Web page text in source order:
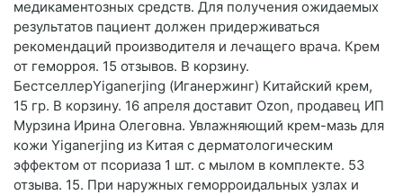
медикаментозных средств. Для получения ожидаемых
результатов пациент должен придерживаться
рекомендаций производителя и лечащего врача. Крем
от геморроя. 15 отзывов. В корзину.
БестселлерYiganerjing (Иганержинг) Китайский крем,
15 гр. В корзину. 16 апреля доставит Ozon, продавец ИП
Мурзина Ирина Олеговна. Увлажняющий крем-мазь для
кожи Yiganerjing из Китая с дерматологическим
эффектом от псориаза 1 шт. с мылом в комплекте. 53
отзыва. 15. При наружных геморроидальных узлах и